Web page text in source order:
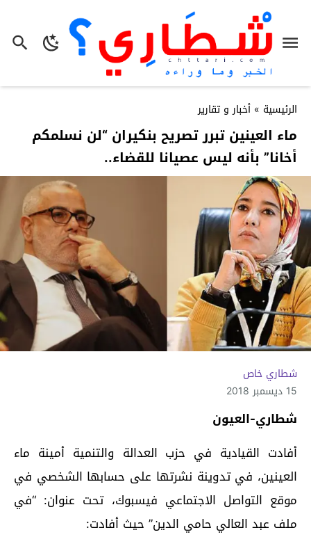
الرئيسية » أخبار و تقارير
ماء العينين تبرر تصريح بنكيران “لن نسلمكم
أخانا” بأنه ليس عصيانا للقضاء..
شطاري خاص
15 ديسمبر 2018
شطاري-العيون
أفادت القيادية في حزب العدالة والتنمية أمينة ماء
العينين، في تدوينة نشرتها على حسابها الشخصي في
موقع التواصل الاجتماعي فيسبوك، تحت عنوان: “في
ملف عبد العالي حامي الدين” حيث أفادت: